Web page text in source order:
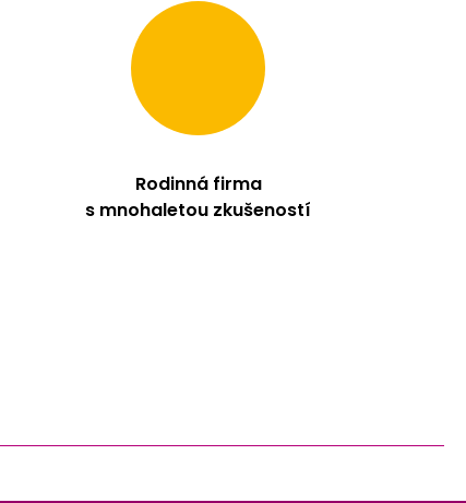
Rodinná firma
s mnohaletou zkušeností